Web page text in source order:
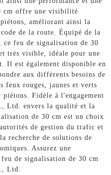
cm offre une visibilité
améliorant ainsi la
de la route. Équipé de la
ce feu de signalisation de 30
très visible, idéale pour une
Il est également disponible en
aux différents besoins de
feux rouges, jaunes et verts
Fidèle à l'engagement
Ltd. envers la qualité et la
de 30 cm est un choix
de gestion du trafic et
recherche de solutions de
Assurez une
de signalisation de 30 cm
Ltd.